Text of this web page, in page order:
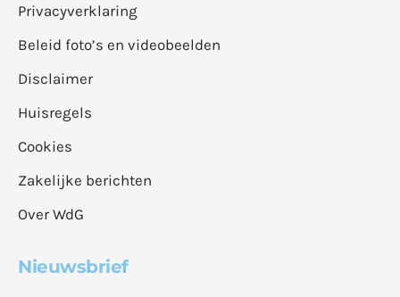
Privacyverklaring
Beleid foto’s en videobeelden
Disclaimer
Huisregels
Cookies
Zakelijke berichten
Over WdG
Nieuwsbrief